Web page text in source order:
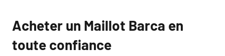
Acheter un Maillot Barca en
toute confiance